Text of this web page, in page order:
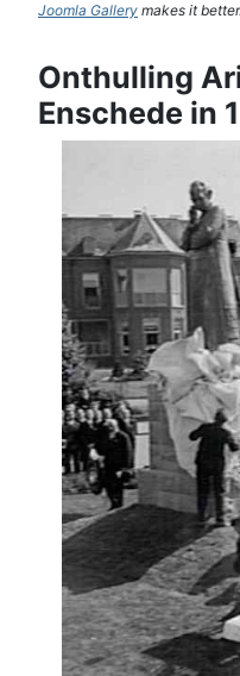
Joomla Gallery makes it
Onthulling
Enschede in